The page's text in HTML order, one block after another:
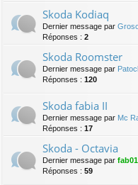
Skoda Kodiaq
Dernier message par
Réponses : 2
Skoda Roomster
Dernier message par
Réponses : 120
Skoda fabia II
Dernier message par Mc
Réponses : 17
Skoda - Octavia
Dernier message par fab01
Réponses : 59